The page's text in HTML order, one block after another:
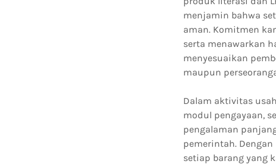
menjamin bahwa
aman. Komitmen
serta menawarkan
menyesuaikan
maupun
Dalam aktivitas
modul pengayaan,
pengalaman
pemerintah.
setiap barang yang